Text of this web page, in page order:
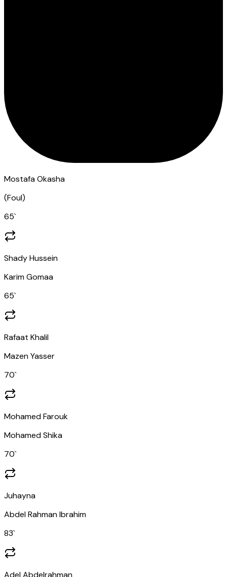
Mostafa Okasha
(Foul)
65`
Shady Hussein
Karim Gomaa
65`
Rafaat Khalil
Mazen Yasser
70`
Mohamed Farouk
Mohamed Shika
70`
Juhayna
Abdel Rahman Ibrahim
83`
Adel Abdelrahman